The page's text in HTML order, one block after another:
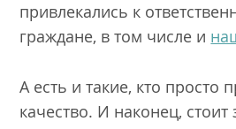
привлекались к
граждане, в том числе и
А есть и такие, кто просто
качество. И наконец, стоит